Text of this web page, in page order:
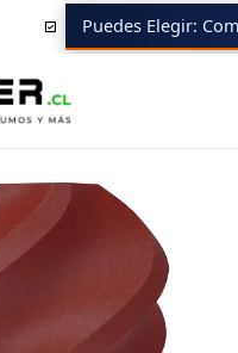
Puedes Elegir:
PLA FIBRA DE CARBONO (PLA CF)